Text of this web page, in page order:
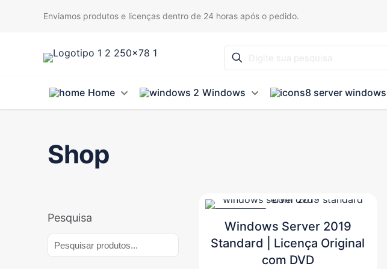
Enviamos produtos e licenças dentro de 24 horas após o pedido.
Home Windows
Shop
Pesquisa
Pesquisa
Windows Server 2019
Standard | Licença Original
com DVD